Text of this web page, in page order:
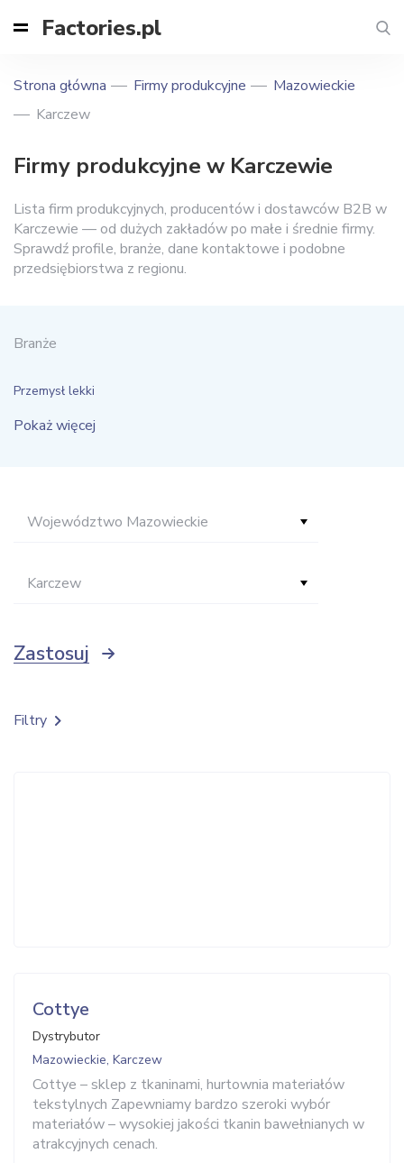
Factories.pl
Strona główna Firmy produkcyjne
Mazowieckie
Karczew
Firmy produkcyjne w Karczewie
Lista firm produkcyjnych, producentów i dostawców B2B w
Karczewie — od dużych zakładów po małe i średnie firmy.
Sprawdź profile, branże, dane kontaktowe i podobne
przedsiębiorstwa z regionu.
Branże
Przemysł lekki
Pokaż więcej
Województwo Mazowieckie
Karczew
Zastosuj
Cottye
Dystrybutor
Mazowieckie, Karczew
Cottye – sklep z tkaninami, hurtownia materiałów
tekstylnych Zapewniamy bardzo szeroki wybór
materiałów – wysokiej jakości tkanin bawełnianych w
atrakcyjnych cenach.
Filtry